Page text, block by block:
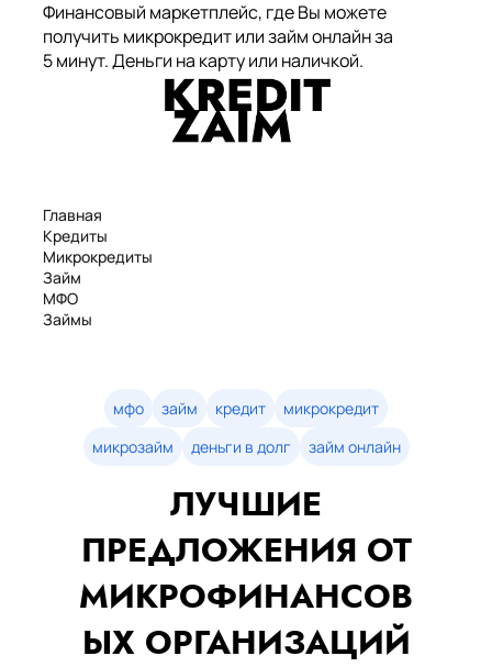
Финансовый маркетплейс, где Вы можете
получить микрокредит или займ онлайн за
5 минут. Деньги на карту или наличкой.
Главная
Кредиты
Микрокредиты
Займ
МФО
Займы
Займы онлайн
Денежные кредиты
мфо займ кредит
микрокредит
микрозайм
деньги в долг займ онлайн
ЛУЧШИЕ
ПРЕДЛОЖЕНИЯ ОТ
МИКРОФИНАНСОВ
ЫХ ОРГАНИЗАЦИЙ